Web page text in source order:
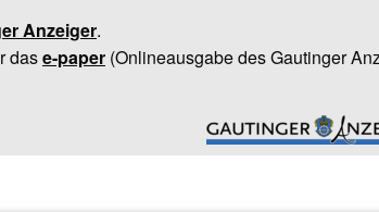
Anzeiger.
dase-paper (Onlineausgabe des Gautinger